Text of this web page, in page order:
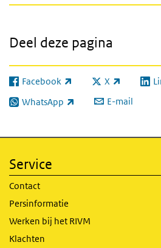
Deel deze pagina
Facebook
(externe link) X
(externe link)
WhatsApp
(externe link) E-mail
Service
Contact
Persinformatie
Werken bij het RIVM
Klachten